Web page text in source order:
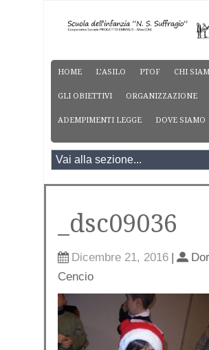
HOME L’ASILO PTOF CHI
GLI OBIETTIVI ORGANIZZAZIONE
ADEMPIMENTI LEGGE DOVE SIAMO
_dsc09036
Dicembre 21, 2016 |
Cencio